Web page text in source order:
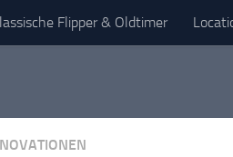
Flipper & Oldtimer